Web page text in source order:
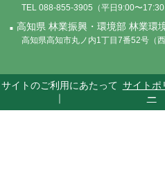
TEL 088-855-3905（平日9:00〜17:30
高知県 林業振興・環境部 林業環
高知県高知市丸ノ内1丁目7番52号
サイトのご利用にあたって
｜
サイトポ
ー